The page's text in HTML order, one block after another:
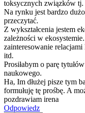
toksycznych związków
Na rynku jest bardzo
przeczytać.
Z wykształcenia jestem
zależności w
zainteresowanie
itd.
Prosiłabym o parę
naukowego.
Ha, Im dłużej pisze tym
formułuję tę prośbę. A
pozdrawiam irena
Odpowiedz